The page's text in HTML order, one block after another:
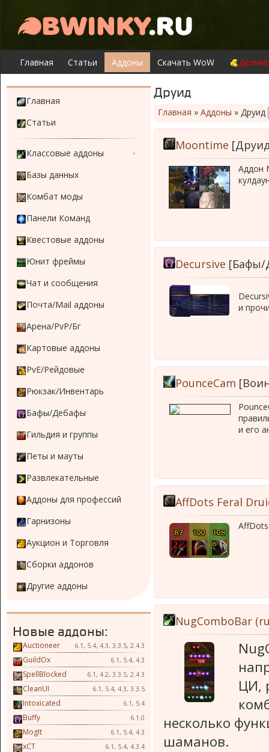
Главная Статьи Аддоны Скачать WoW
Главная
Статьи
Классовые аддоны
Базы данных
Комбат моды
Панели Команд
Квестовые аддоны
Юнит фреймы
Чат и сообщения
Почта/Mail аддоны
Арена/PvP/Бг
Картовые аддоны
PvE/Рейдовые
Рюкзак/Инвентарь
Бафы/Дебафы
Гильдия и группы
Петы и мауты
Развлекательные
Аддоны для профессий
Гарнизоны
Аукцион и Торговля
Сборки аддонов
Другие аддоны
Новые аддоны:
Auctioneer 6.1, 5.4, 4.3, 3.3.5, 2.4.3
GuildOx 6.1, 5.4, 4.3
SpellBlocked 6.1, 4.2, 3.3.5, 2.4.3
CleanUI 6.1, 5.4, 4.3, 3.3.5
Intoxicated 6.1, 5.4
Buffy 6.1.0
MogIt 6.1, 5.4, 4.3
xCT 6.1, 5.4, 4.3.4
Друид
Главная » Аддоны » Друид
Moontime
Аддон
Decursive [Бафы/
и
PounceCam
и его
AffDots Feral
NugComboBar
ЦИ,
несколько
шаманов.